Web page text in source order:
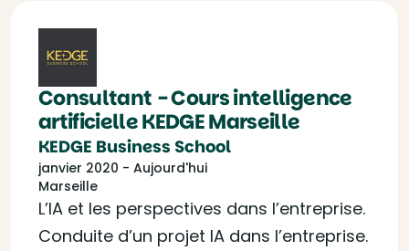
Consultant - Cours intelligence
artificielle KEDGE Marseille
KEDGE Business School
janvier 2020 - Aujourd'hui
Marseille
L’IA et les perspectives dans l’entreprise.
Conduite d’un projet IA dans l’entreprise.